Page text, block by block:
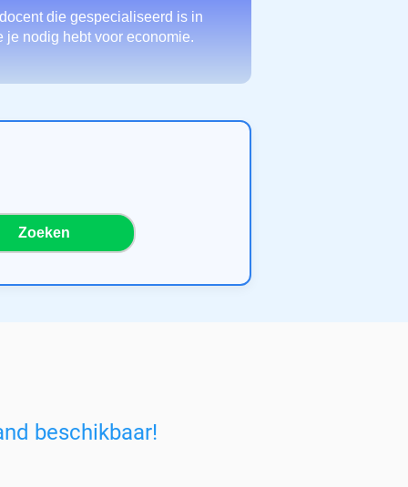
die gespecialiseerd is in
nodig hebt voor economie.
Zoeken
beschikbaar!